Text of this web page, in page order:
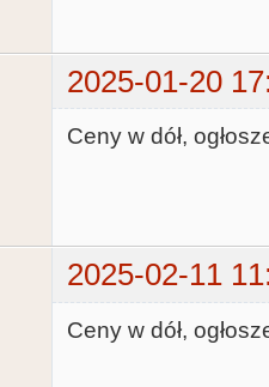
2025-01-20
Ceny w dół,
2025-02-11
Ceny w dół,